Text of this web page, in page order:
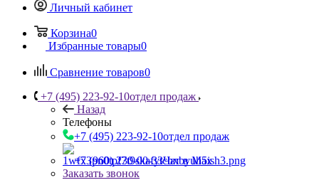
Личный кабинет
Корзина0
Избранные товары0
Сравнение товаров0
+7 (495) 223-92-10отдел продаж
Назад
Телефоны
+7 (495) 223-92-10отдел продаж
+7 (960) 230-00-33Чат в Max
Заказать звонок